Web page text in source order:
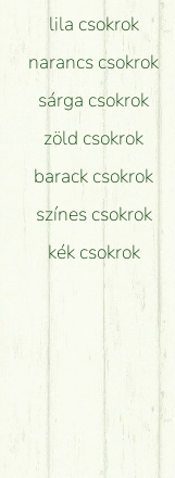
lila csokrok
narancs csokrok
sárga csokrok
zöld csokrok
barack csokrok
színes csokrok
kék csokrok